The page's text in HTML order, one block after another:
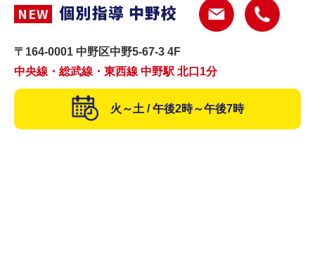
NEW 個別指導 中野校
〒164-0001 中野区中野5-67-3 4F
中央線・総武線・東西線 中野駅 北口1分
火～土 / 午後2時～午後7時